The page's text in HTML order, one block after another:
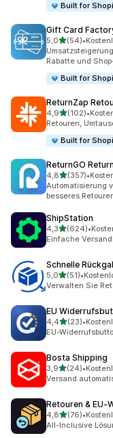
Built for
Gift Card
5,0von 5 Sternen
(54)
54 Rezensionen
•
Rabatte und
Built for
ReturnZap
4,9von 5 Sternen
(102)
102 Rezensionen
•
Retouren,
Built for
ReturnGO
4,8von 5 Sternen
(357)
357 Rezensionen
•
Automatisierung
besseres
ShipStation
4,3von 5 Sternen
(624)
624 •
Einfache
Schnelle
5,0von 5 Sternen
(51)
51 Rezensionen
•
Verwalten Sie
EU
4,4von 5 Sternen
(23)
23 Rezensionen
•
EU-
Bosta Shipping
3,9von 5 Sternen
(24)
24 Rezensionen
•
Versand
Retouren &
4,8von 5 Sternen
(76)
76 Rezensionen
•
All-Inclusive